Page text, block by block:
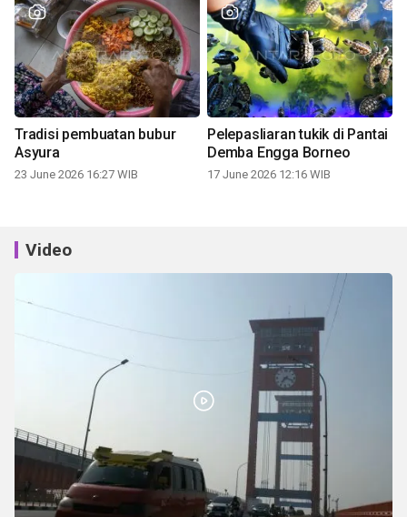
Tradisi pembuatan bubur
Asyura
23 June 2026 16:27 WIB
Pelepasliaran tukik di Pantai
Demba Engga Borneo
17 June 2026 12:16 WIB
Video